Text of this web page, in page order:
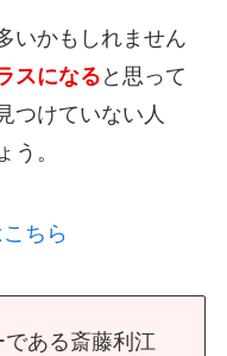
いかもしれません
スになると思って
つけていない人
う。
ちら
ある斎藤利江